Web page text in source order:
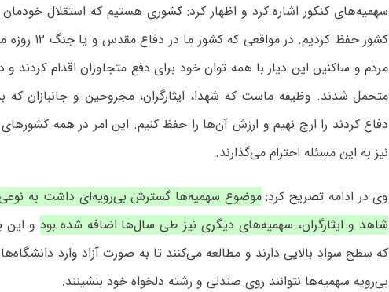
سهمیه‌های کنکور اشاره کرد و اظهار کرد: کشوری هستیم که استقلال خودمان
کشور حفظ
مردم و ساکنین این دیار با همه توان خود برای دفع متجاوزان اقدام کردند و
متحمل شدند. وظیفه ماست که شهدا، ایثارگران، مجروحین و جانبازان که
دفاع کردند را ارج نهیم و ارزش آن‌ها را حفظ کنیم. این امر در همه
نیز به این مسئله احترام می‌گذارند.
وی در ادامه تصریح کرد:موضوع سهمیه‌ها گسترش بی‌رویه‌ای داشت به نوعی
شاهد و ایثارگران، سهمیه‌های دیگری نیز طی سال‌ها اضافه شده بود و این
که سطح سواد بالایی دارند و مطالعه می‌کنند تا به صورت آزاد وارد
بی‌رویه سهمیه‌ها نتوانند روی صندلی و رشته دلخواه خود بنشینند.